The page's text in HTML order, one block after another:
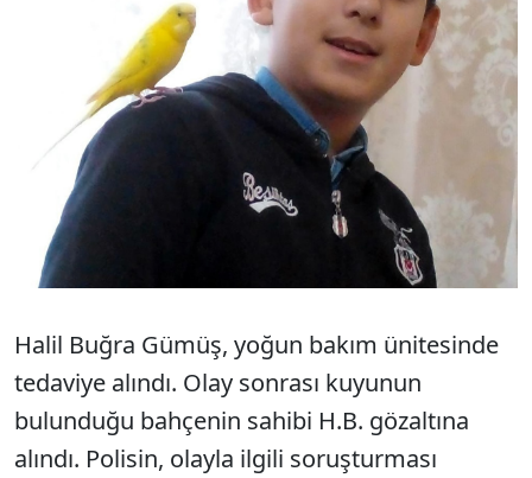
Halil Buğra Gümüş, yoğun bakım ünitesinde
tedaviye alındı. Olay sonrası kuyunun
bulunduğu bahçenin sahibi H.B. gözaltına
alındı. Polisin, olayla ilgili soruşturması